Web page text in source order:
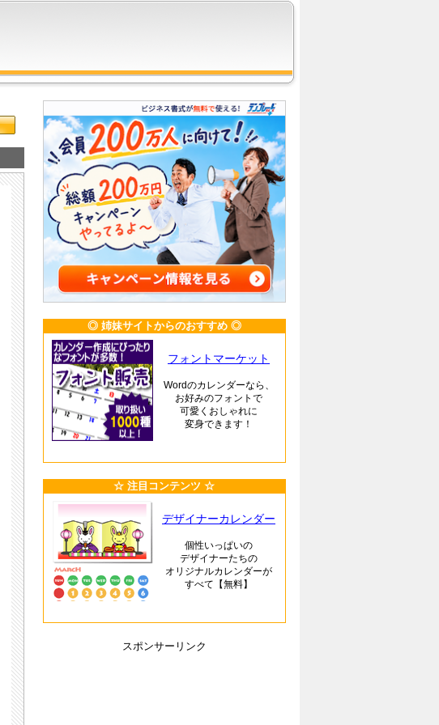
◎ 姉妹サイトからのおすすめ ◎
フォントマーケット
Wordのカレンダーなら、
お好みのフォントで
可愛くおしゃれに
変身できます！
☆ 注目コンテンツ ☆
デザイナーカレンダー
個性いっぱいの
デザイナーたちの
オリジナルカレンダーが
すべて【無料】
スポンサーリンク